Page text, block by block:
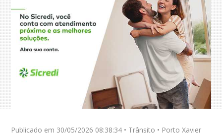
Publicado em 30/05/2026 08:38:34 • Trânsito • Porto Xavier